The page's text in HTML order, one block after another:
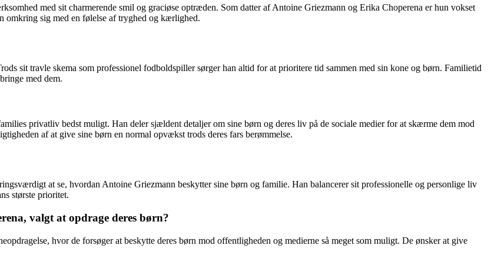
med sit charmerende smil og graciøse optræden. Som datter af Antoine Griezmann og Erika Choperena er hun vokset
omkring sig med en følelse af tryghed og kærlighed.
sit travle skema som professionel fodboldspiller sørger han altid for at prioritere tid sammen med sin kone og børn. Familietid
med dem.
privatliv bedst muligt. Han deler sjældent detaljer om sine børn og deres liv på de sociale medier for at skærme dem mod
af at give sine børn en normal opvækst trods deres fars berømmelse.
at se, hvordan Antoine Griezmann beskytter sine børn og familie. Han balancerer sit professionelle og personlige liv
største prioritet.
valgt at opdrage deres børn?
hvor de forsøger at beskytte deres børn mod offentligheden og medierne så meget som muligt. De ønsker at give